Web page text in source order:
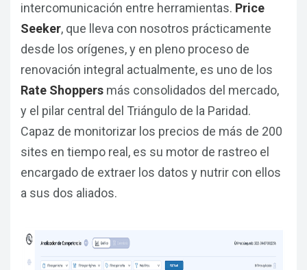
intercomunicación entre herramientas. Price
Seeker, que lleva con nosotros prácticamente
desde los orígenes, y en pleno proceso de
renovación integral actualmente, es uno de los
Rate Shoppers más consolidados del mercado,
y el pilar central del Triángulo de la Paridad.
Capaz de monitorizar los precios de más de 200
sites en tiempo real, es su motor de rastreo el
encargado de extraer los datos y nutrir con ellos
a sus dos aliados.